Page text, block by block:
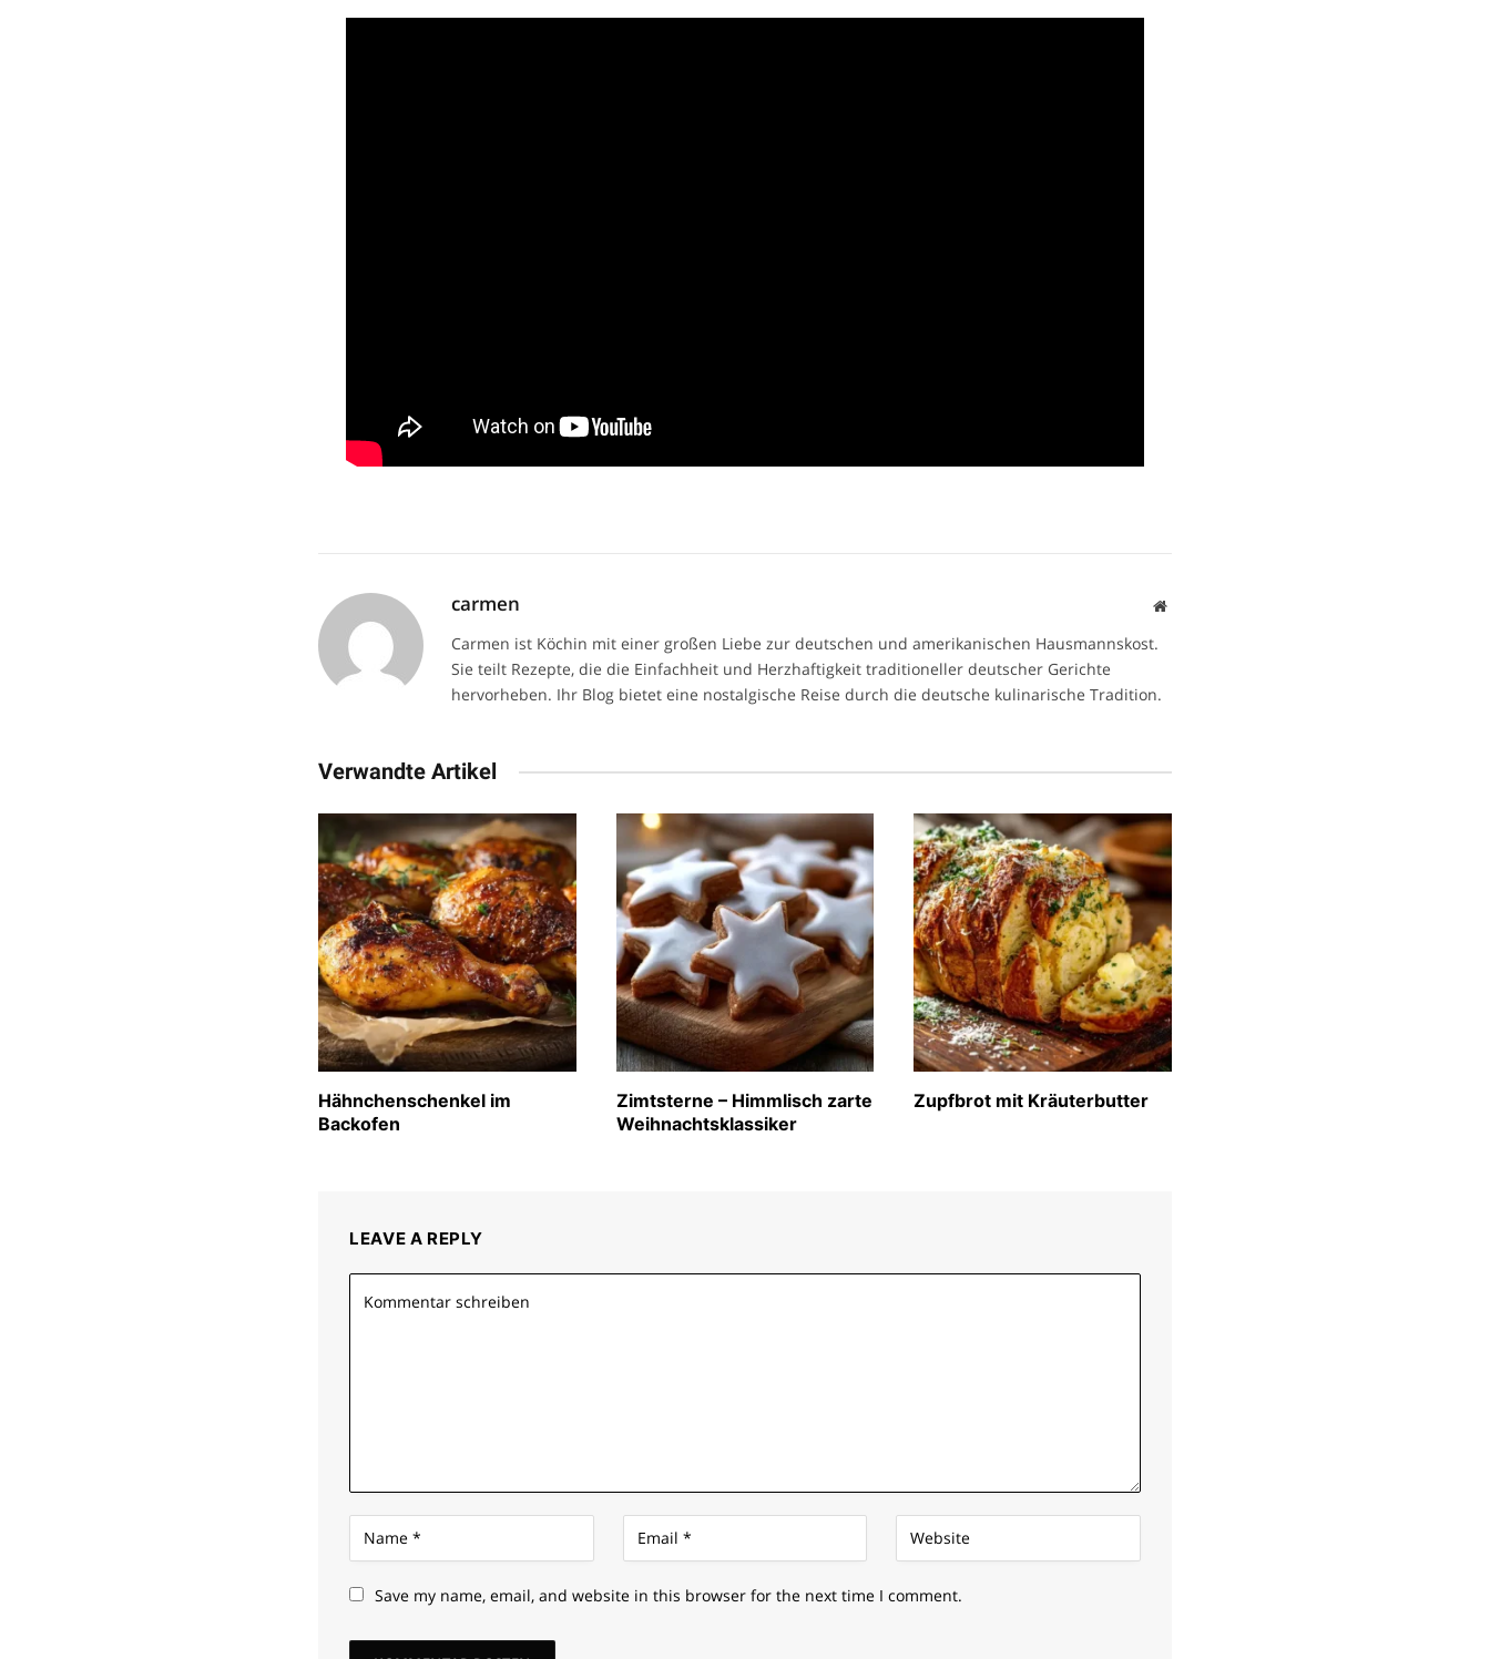
carmen Website
Carmen ist Köchin mit einer großen Liebe zur deutschen und amerikanischen Hausmannskost.
Sie teilt Rezepte, die die Einfachheit und Herzhaftigkeit traditioneller deutscher Gerichte
hervorheben. Ihr Blog bietet eine nostalgische Reise durch die deutsche kulinarische Tradition.
Verwandte Artikel
Hähnchenschenkel im
Backofen
Zimtsterne – Himmlisch zarte
Weihnachtsklassiker
Zupfbrot mit Kräuterbutter
LEAVE A REPLY
Save my name, email, and website in this browser for the next time I comment.